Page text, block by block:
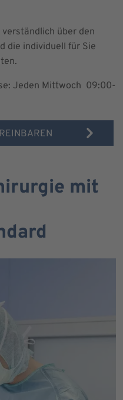
über den
die individuell für Sie
Jeden Mittwoch 09:00-
mit